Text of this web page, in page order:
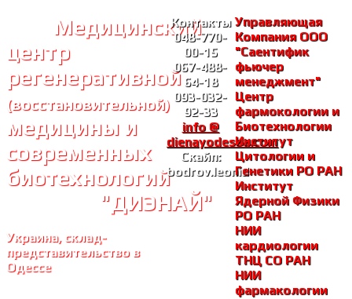
Медицинский
центр
регенеративной
(восстановительной)
медицины и
современных
биотехнологий
"ДИЭНАЙ"
Украина, склад-
представительство в
Одессе
Контакты
048-770-
00-15
067-488-
64-18
093-032-
92-33
info @
dienayodessa.com
Скайп:
bodrov.leonid
Управляющая
Компания ООО
"Саентифик
фьючер
менеджмент"
Центр
фармокологии и
Биотехнологии
Институт
Цитологии и
Генетики РО РАH
Институт
Ядерной Физики
РО РАH
НИИ
кардиологии
ТНЦ СО РАH
НИИ
фармакологии